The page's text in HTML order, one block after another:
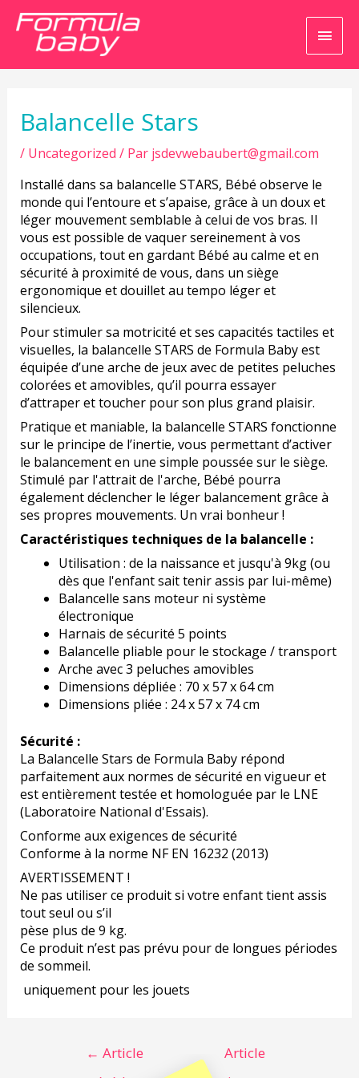
Balancelle Stars
/ Uncategorized / Par jsdevwebaubert@gmail.com
Installé dans sa balancelle STARS, Bébé observe le
monde qui l’entoure et s’apaise, grâce à un doux et
léger mouvement semblable à celui de vos bras. Il
vous est possible de vaquer sereinement à vos
occupations, tout en gardant Bébé au calme et en
sécurité à proximité de vous, dans un siège
ergonomique et douillet au tempo léger et
silencieux.
Pour stimuler sa motricité et ses capacités tactiles et
visuelles, la balancelle STARS de Formula Baby est
équipée d’une arche de jeux avec de petites peluches
colorées et amovibles, qu’il pourra essayer
d’attraper et toucher pour son plus grand plaisir.
Pratique et maniable, la balancelle STARS fonctionne
sur le principe de l’inertie, vous permettant d’activer
le balancement en une simple poussée sur le siège.
Stimulé par l'attrait de l'arche, Bébé pourra
également déclencher le léger balancement grâce à
ses propres mouvements. Un vrai bonheur !
Caractéristiques techniques de la balancelle :
Utilisation : de la naissance et jusqu'à 9kg (ou
dès que l'enfant sait tenir assis par lui-même)
Balancelle sans moteur ni système
électronique
Harnais de sécurité 5 points
Balancelle pliable pour le stockage / transport
Arche avec 3 peluches amovibles
Dimensions dépliée : 70 x 57 x 64 cm
Dimensions pliée : 24 x 57 x 74 cm
Sécurité :
La Balancelle Stars de Formula Baby répond
parfaitement aux normes de sécurité en vigueur et
est entièrement testée et homologuée par le LNE
(Laboratoire National d'Essais).
Conforme aux exigences de sécurité
Conforme à la norme NF EN 16232 (2013)
AVERTISSEMENT !
Ne pas utiliser ce produit si votre enfant tient assis
tout seul ou s’il
pèse plus de 9 kg.
Ce produit n’est pas prévu pour de longues périodes
de sommeil.
uniquement pour les jouets
l’article
← Article
Article